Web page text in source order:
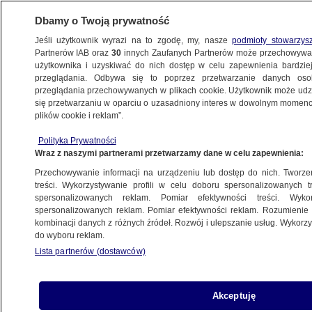
KULTURA I STYL
przyjeżdżają bez kompleksów"
22.05.2023, 17:28
Udostępnij
Dbamy o Twoją prywatność
Jeśli użytkownik wyrazi na to zgodę, my, naszepodmioty
Partnerów IAB oraz30 innych Zaufanych Partnerów może
użytkownika i uzyskiwać do nich dostęp w celu zapewnienia
przeglądania. Odbywa się to poprzez przetwarzanie danych
przeglądania przechowywanych w plikach cookie. Użytkownik może
się przetwarzaniu w oparciu o uzasadniony interes w dowolnym
plików cookie i reklam”.
Polityka Prywatności
Wraz z naszymi partnerami przetwarzamy dane w celu zapewnienia:
Przechowywanie informacji na urządzeniu lub dostęp do nich.
treści. Wykorzystywanie profili w celu doboru spersonalizowanych
spersonalizowanych reklam. Pomiar efektywności treści.
spersonalizowanych reklam. Pomiar efektywności reklam.
kombinacji danych z różnych źródeł. Rozwój i ulepszanie usług.
do wyboru reklam.
Lista partnerów (dostawców)
Akceptuję